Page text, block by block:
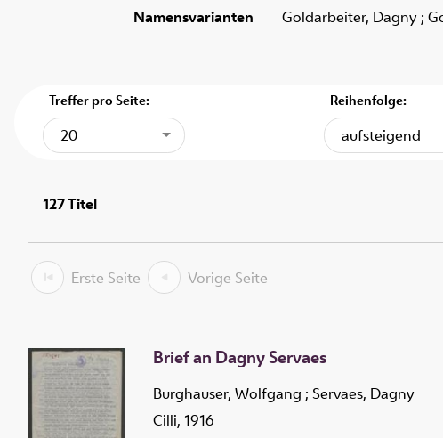
Namensvarianten
Goldarbeiter, Dagny ;
Treffer pro Seite:
20
Reihenfolge:
aufsteigend
127Titel
Erste Seite Vorige Seite
Brief an Dagny Servaes
Burghauser, Wolfgang ; Servaes, Dagny
Cilli, 1916